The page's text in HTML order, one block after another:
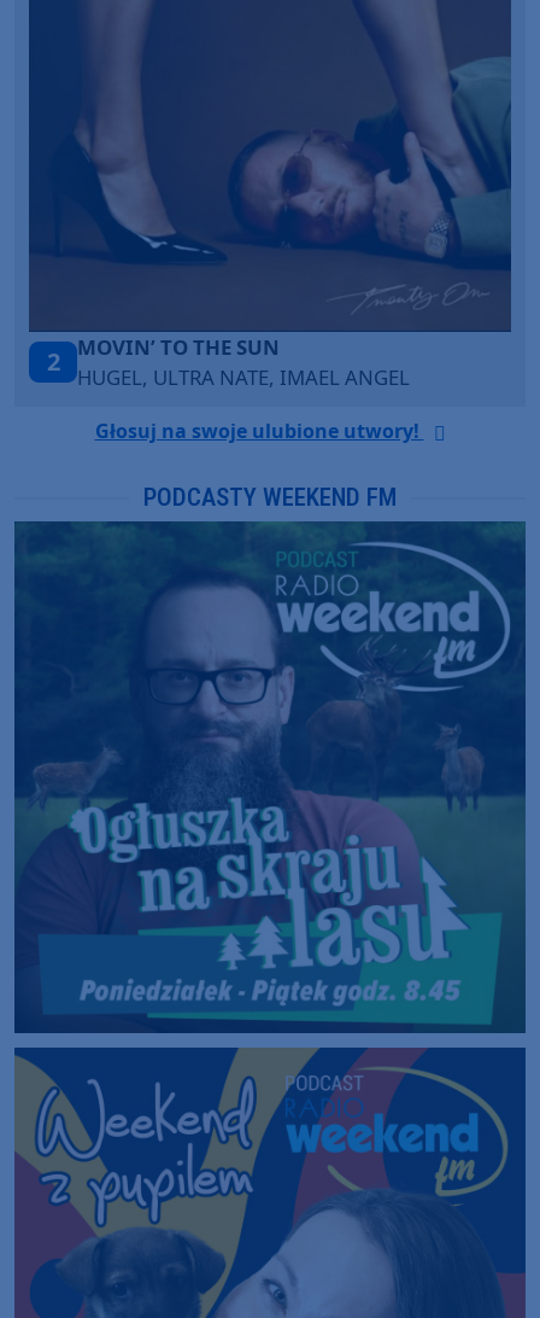
3
LEGENDARY LOVERS (SAVE ME)
KATY PERRY & CHIEF KEEF
Głosuj na swoje ulubione utwory!
PODCASTY WEEKEND FM